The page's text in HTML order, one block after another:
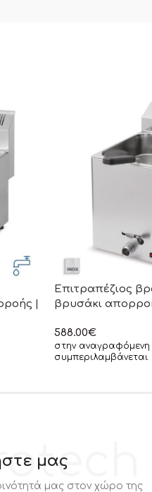
|
Επιτραπέζιος
βρυσάκι
588.00€
στην αναγραφόμενη
μας
μας στον χώρο της